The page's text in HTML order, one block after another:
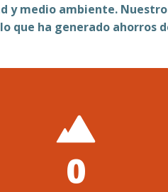
y medio ambiente.
que ha generado ahorros
0